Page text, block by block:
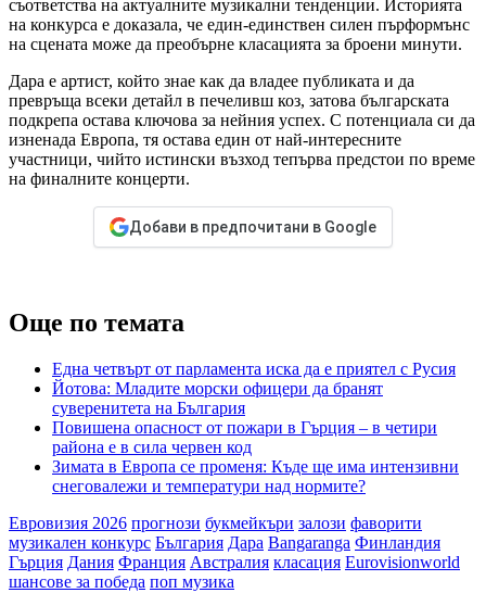
съответства на актуалните музикални тенденции. Историята
на конкурса е доказала, че един-единствен силен пърформънс
на сцената може да преобърне класацията за броени минути.
Дара е артист, който знае как да владее публиката и да
превръща всеки детайл в печеливш коз, затова българската
подкрепа остава ключова за нейния успех. С потенциала си да
изненада Европа, тя остава един от най-интересните
участници, чийто истински възход тепърва предстои по време
на финалните концерти.
Добави в предпочитани в Google
Още по темата
Една четвърт от парламента иска да е приятел с Русия
Йотова: Младите морски офицери да бранят
суверенитета на България
Повишена опасност от пожари в Гърция – в четири
района е в сила червен код
Зимата в Европа се променя: Къде ще има интензивни
снеговалежи и температури над нормите?
Евровизия 2026 прогнози букмейкъри залози фаворити
музикален конкурс България Дара Bangaranga Финландия
Гърция Дания Франция Австралия класация Eurovisionworld
шансове за победа поп музика